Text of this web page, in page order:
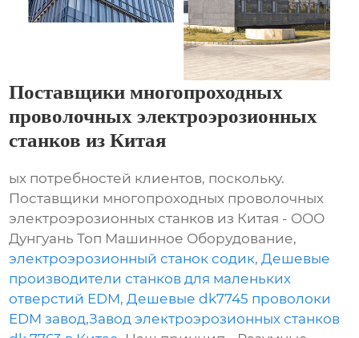
Поставщики многопроходных
проволочных электроэрозионных
станков из Китая
ых потребностей клиентов, поскольку.
Поставщики многопроходных проволочных
электроэрозионных станков из Китая - ООО
Дунгуань Топ Машинное Оборудование,
электроэрозионный станок содик, Дешевые
производители станков для маленьких
отверстий EDM, Дешевые dk7745 проволоки
EDM завод,Завод электроэрозионных станков